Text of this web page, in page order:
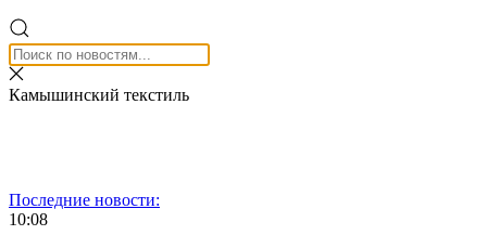
Камышинский текстиль
Последние новости:
10:08